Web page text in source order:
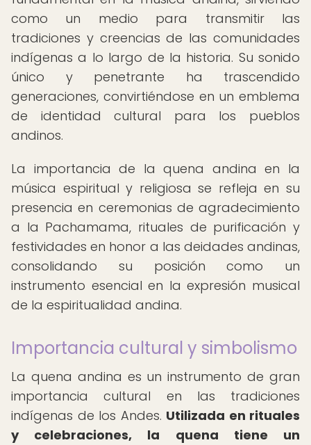
como un medio para transmitir las
tradiciones y creencias de las comunidades
indígenas a lo largo de la historia. Su sonido
único y penetrante ha trascendido
generaciones, convirtiéndose en un emblema
de identidad cultural para los pueblos
andinos.
La importancia de la quena andina en la
música espiritual y religiosa se refleja en su
presencia en ceremonias de agradecimiento
a la Pachamama, rituales de purificación y
festividades en honor a las deidades andinas,
consolidando su posición como un
instrumento esencial en la expresión musical
de la espiritualidad andina.
Importancia cultural y simbolismo
La quena andina es un instrumento de gran
importancia cultural en las tradiciones
indígenas de los Andes. Utilizada en rituales
y celebraciones, la quena tiene un